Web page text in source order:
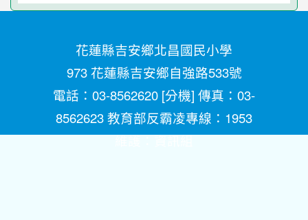
花蓮縣吉安鄉北昌國民小學
973 花蓮縣吉安鄉自強路533號
電話：03-8562620 [分機] 傳真：03-
8562623 教育部反霸凌專線：1953
維護：資訊組